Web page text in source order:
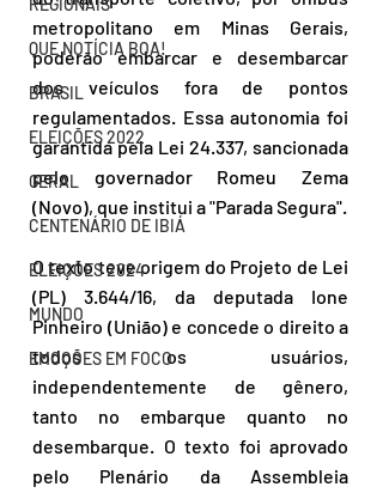
REGIONAIS
QUE NOTÍCIA BOA!
BRASIL
ELEIÇÕES 2022
GERAL
CENTENÁRIO DE IBIÁ
ELEIÇÕES 2024
MUNDO
EMOÇÕES EM FOCO
metropolitano em Minas Gerais,
poderão embarcar e desembarcar
dos veículos fora de pontos
regulamentados. Essa autonomia foi
garantida pela Lei 24.337, sancionada
pelo governador Romeu Zema
(Novo), que institui a "Parada Segura".
O texto teve origem do Projeto de Lei
(PL) 3.644/16, da deputada Ione
Pinheiro (União) e concede o direito a
todos os usuários,
independentemente de gênero,
tanto no embarque quanto no
desembarque. O texto foi aprovado
pelo Plenário da Assembleia